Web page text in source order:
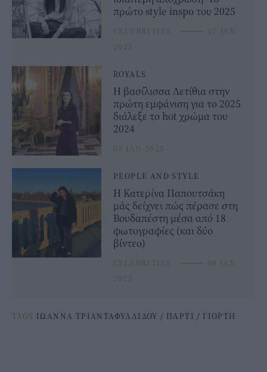
πρώτο style inspo του 2025
CELEBRITIES ⸻ 07 JAN
2025
ROYALS
Η βασίλισσα Λετίθια στην
πρώτη εμφάνιση για το 2025
διάλεξε το hot χρώμα του
2024
07 JAN 2025
PEOPLE AND STYLE
Η Κατερίνα Παπουτσάκη
μάς δείχνει πώς πέρασε στη
Βουδαπέστη μέσα από 18
φωτογραφίες (και δύο
βίντεο)
CELEBRITIES ⸻ 08 JAN
2025
TAGS ΙΩΑΝΝΑ ΤΡΙΑΝΤΑΦΥΛΛΙΔΟΥ / ΠΑΡΤΙ / ΓΙΟΡΤΗ